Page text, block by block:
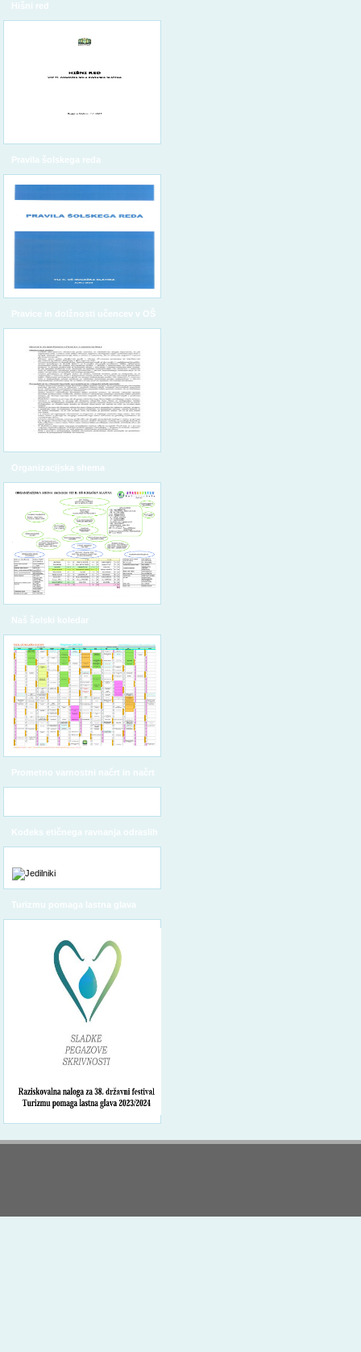
Hišni red
Pravila šolskega reda
Pravice in dolžnosti učencev v OŠ
Organizacijska shema
Naš šolski koledar
Prometno varnostni načrt in načrt
Kodeks etičnega ravnanja odraslih
Turizmu pomaga lastna glava